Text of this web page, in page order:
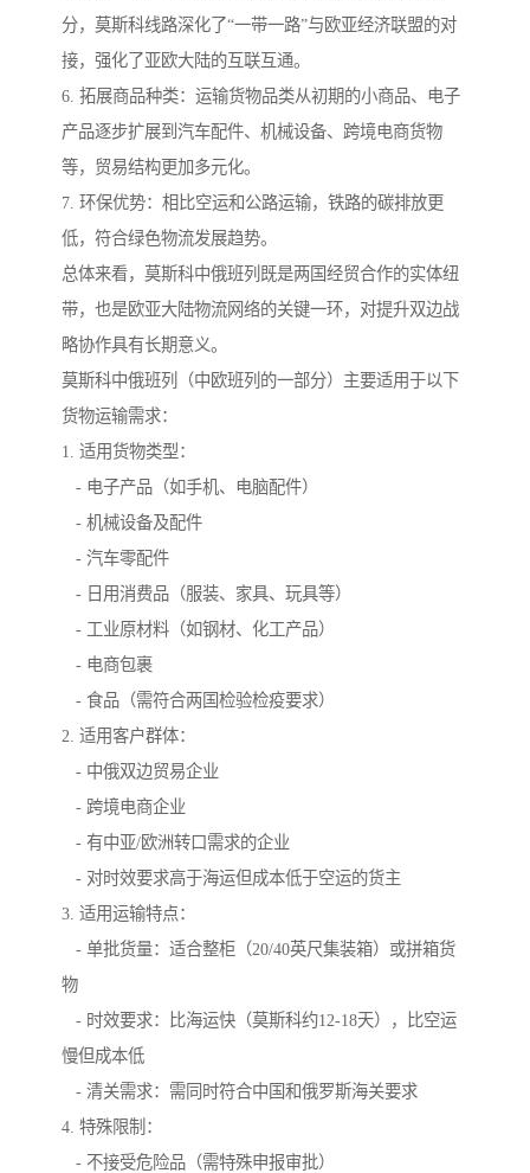
分，莫斯科线路深化了“一带一路”与欧亚经济联盟的对
接，强化了亚欧大陆的互联互通。
6. 拓展商品种类：运输货物品类从初期的小商品、电子
产品逐步扩展到汽车配件、机械设备、跨境电商货物
等，贸易结构更加多元化。
7. 环保优势：相比空运和公路运输，铁路的碳排放更
低，符合绿色物流发展趋势。
总体来看，莫斯科中俄班列既是两国经贸合作的实体纽
带，也是欧亚大陆物流网络的关键一环，对提升双边战
略协作具有长期意义。
莫斯科中俄班列（中欧班列的一部分）主要适用于以下
货物运输需求：
1. 适用货物类型：
- 电子产品（如手机、电脑配件）
- 机械设备及配件
- 汽车零配件
- 日用消费品（服装、家具、玩具等）
- 工业原材料（如钢材、化工产品）
- 电商包裹
- 食品（需符合两国检验检疫要求）
2. 适用客户群体：
- 中俄双边贸易企业
- 跨境电商企业
- 有中亚/欧洲转口需求的企业
- 对时效要求高于海运但成本低于空运的货主
3. 适用运输特点：
- 单批货量：适合整柜（20/40英尺集装箱）或拼箱货
物
- 时效要求：比海运快（莫斯科约12-18天），比空运
慢但成本低
- 清关需求：需同时符合中国和俄罗斯海关要求
4. 特殊限制：
- 不接受危险品（需特殊申报审批）